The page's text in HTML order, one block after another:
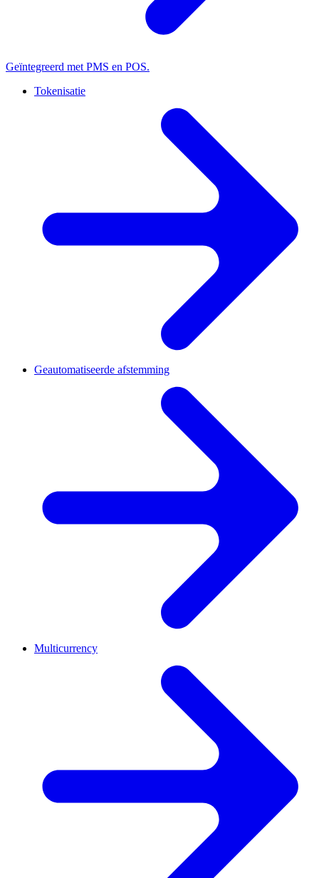
Geïntegreerd met PMS en POS.
Tokenisatie
Geautomatiseerde afstemming
Multicurrency